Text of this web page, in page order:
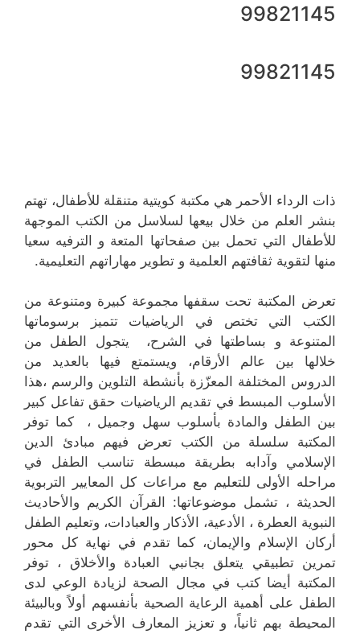
99821145
99821145
ذات الرداء الأحمر هي مكتبة كويتية متنقلة للأطفال، تهتم
بنشر العلم من خلال بيعها لسلاسل من الكتب الموجهة
للأطفال التي تحمل بين صفحاتها المتعة و الترفيه سعيا
منها لتقوية ثقافتهم العلمية و تطوير مهاراتهم التعليمية.
تعرض المكتبة تحت سقفها مجموعة كبيرة ومتنوعة من
الكتب التي تختص في الرياضيات تتميز برسوماتها
المتنوعة و بساطتها في الشرح، يتجول الطفل من
خلالها بين عالم الأرقام، ويستمتع فيها بالعديد من
الدروس المختلفة المعزّزة بأنشطة التلوين والرسم ،هذا
الأسلوب المبسط في تقديم الرياضيات حقق تفاعل كبير
بين الطفل والمادة بأسلوب سهل وجميل ، كما توفر
المكتبة سلسلة من الكتب تعرض فيهم مبادئ الدين
الإسلامي وآدابه بطريقة مبسطة تناسب الطفل في
مراحله الأولى للتعليم مع مراعات كل المعايير التربوية
الحديثة ، تشمل موضوعاتها: القرآن الكريم والأحاديث
النبوية العطرة ، الأدعية، الأذكار والعبادات، وتعليم الطفل
أركان الإسلام والإيمان، كما تقدم في نهاية كل محور
تمرين تطبيقي يتعلق بجانبي العبادة والأخلاق ، توفر
المكتبة أيضا كتب في مجال الصحة لزيادة الوعي لدى
الطفل على أهمية الرعاية الصحية بأنفسهم أولاً وبالبيئة
المحيطة بهم ثانياً، و تعزيز المعارف الأخرى التي تقدم